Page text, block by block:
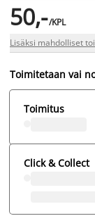
50,-/KPL
Lisäksi mahdolliset
Toimitetaan vai
Toimitus
Click & Collect